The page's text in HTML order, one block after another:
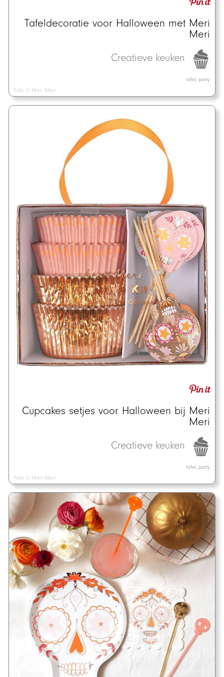
Tafeldecoratie voor Halloween met Meri
Meri
Creatieve keuken
tafel, party
Foto © Meri Meri
Cupcakes setjes voor Halloween bij Meri
Meri
Creatieve keuken
tafel, party
Foto © Meri Meri